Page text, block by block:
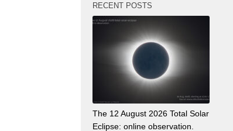
RECENT POSTS
The 12 August 2026 Total Solar
Eclipse: online observation.